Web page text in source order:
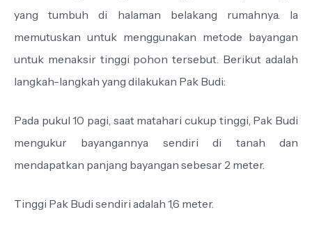
yang tumbuh di halaman belakang rumahnya. Ia
memutuskan untuk menggunakan metode bayangan
untuk menaksir tinggi pohon tersebut. Berikut adalah
langkah-langkah yang dilakukan Pak Budi:
Pada pukul 10 pagi, saat matahari cukup tinggi, Pak Budi
mengukur bayangannya sendiri di tanah dan
mendapatkan panjang bayangan sebesar 2 meter.
Tinggi Pak Budi sendiri adalah 1,6 meter.